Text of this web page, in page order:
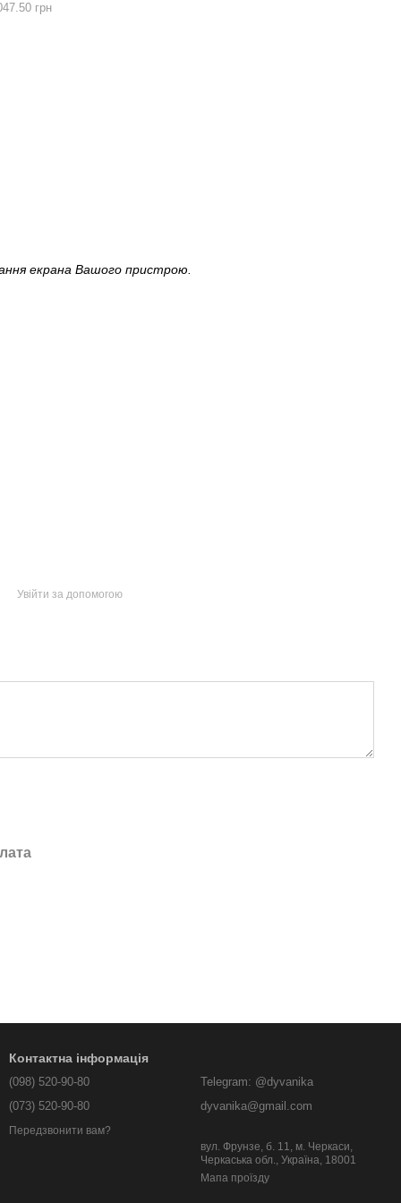
грн
екрана Вашого пристрою.
Увійти за допомогою
Контактна інформація
(098) 520-90-80
(073) 520-90-80
Передзвонити вам?
Telegram: @dyvanika
dyvanika@gmail.com
вул. Фрунзе, б. 11, м. Черкаси,
Черкаська обл., Україна, 18001
Мапа проїзду